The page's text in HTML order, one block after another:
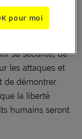
depuis 2019,
un an en
Nous
sa sécurité, de
les attaques et
de démontrer
la liberté
humains seront
pour moi